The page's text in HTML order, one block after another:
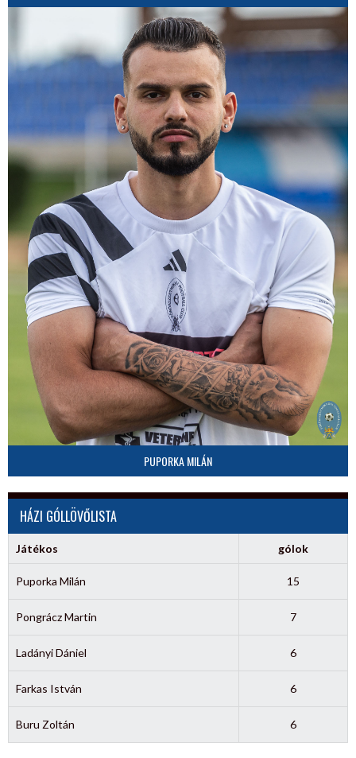
PUPORKA MILÁN
HÁZI GÓLLÖVŐLISTA
Játékos gólok
Puporka Milán 15
Pongrácz Martin 7
Ladányi Dániel 6
Farkas István 6
Buru Zoltán 6